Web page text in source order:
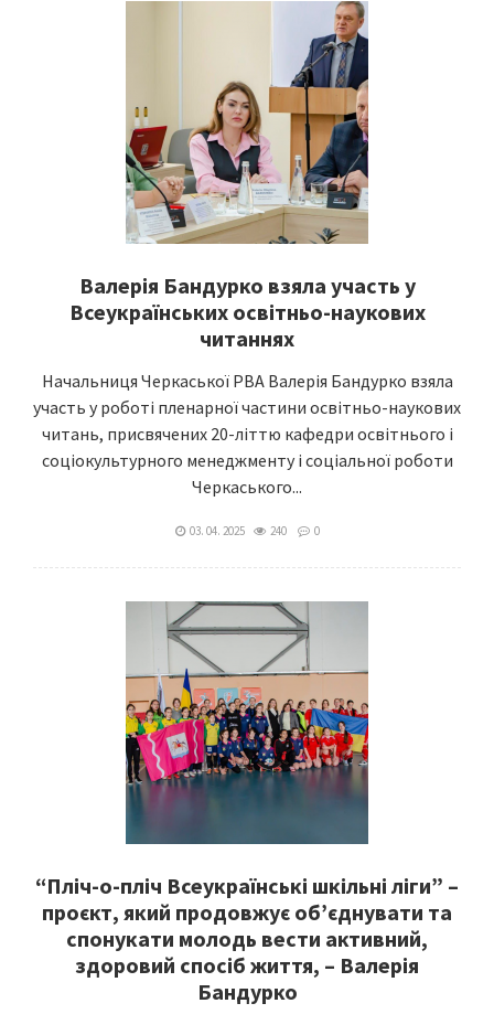
Валерія Бандурко взяла участь у
Всеукраїнських освітньо-наукових
читаннях
Начальниця Черкаської РВА Валерія Бандурко взяла
участь у роботі пленарної частини освітньо-наукових
читань, присвячених 20-літтю кафедри освітнього і
соціокультурного менеджменту і соціальної роботи
Черкаського...
03. 04. 2025 240 0
“Пліч-о-пліч Всеукраїнські шкільні ліги” –
проєкт, який продовжує об’єднувати та
спонукати молодь вести активний,
здоровий спосіб життя, – Валерія
Бандурко